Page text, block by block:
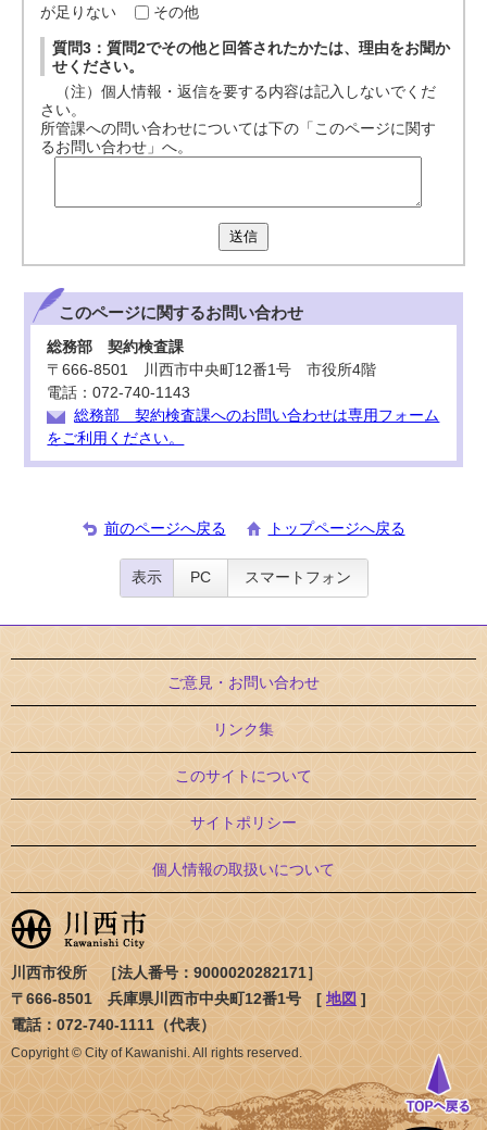
が足りない
その他
質問3：質問2でその他と回答されたかたは、理由をお聞か
せください。
（注）個人情報・返信を要する内容は記入しないでくだ
さい。
所管課への問い合わせについては下の「このページに関す
るお問い合わせ」へ。
送信
このページに関するお問い合わせ
総務部 契約検査課
〒666-8501 川西市中央町12番1号 市役所4階
電話：072-740-1143
総務部 契約検査課へのお問い合わせは専用フォーム
をご利用ください。
前のページへ戻る トップページへ戻る
表示 PC スマートフォン
ご意見・お問い合わせ
リンク集
このサイトについて
サイトポリシー
個人情報の取扱いについて
川西市役所 ［法人番号：9000020282171］
〒666-8501 兵庫県川西市中央町12番1号 [ 地図 ]
電話：072-740-1111（代表）
Copyright © City of Kawanishi. All rights reserved.